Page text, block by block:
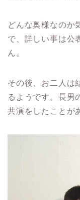
どんな奥様なのか
で、詳しい事は公
ん。
その後、お二人は
るようです。長男
共演をしたことが